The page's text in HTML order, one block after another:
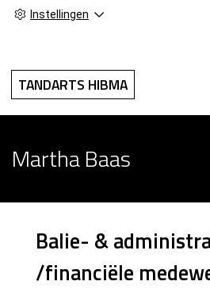
Instellingen
TANDARTS HIBMA
Martha Baas
Balie- &
/financiële